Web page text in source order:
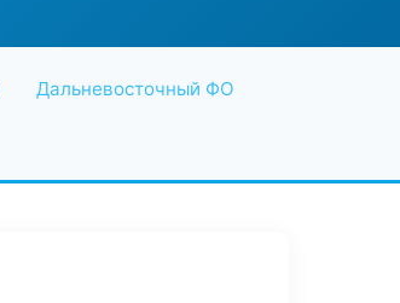
Дальневосточный ФО